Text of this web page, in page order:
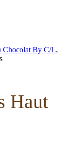
Chocolat By C/L,
Haut